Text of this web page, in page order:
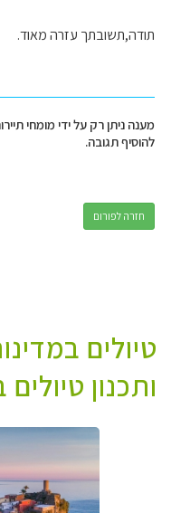
תודה,תשובתך עזרה מאוד.
מענה ניתן רק על ידי מומחי
להוסיף תגובה.
חזרה לפורום
טיולים
ותכנון